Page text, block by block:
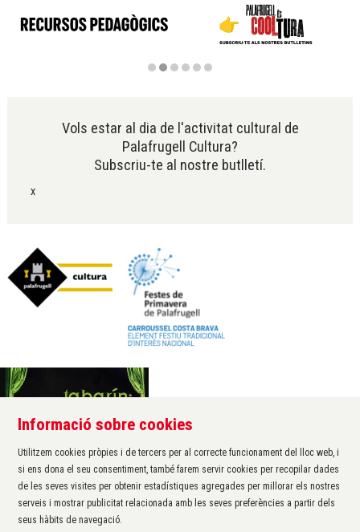
Vols estar al dia de l'activitat cultural de
Palafrugell Cultura?
Subscriu-te al nostre butlletí.
x
Àrea de cultura de l'Ajuntament de Palafrugell
Carrer Santa Margarida, 1
17200 Palafrugell
972 611 172 ·
cultura@palafrugell.cat
Informació sobre cookies
Utilitzem cookies pròpies i de tercers per al correcte funcionament del lloc web, i
si ens dona el seu consentiment, també farem servir cookies per recopilar dades
de les seves visites per obtenir estadístiques agregades per millorar els nostres
serveis i mostrar publicitat relacionada amb les seves preferències a partir dels
seus hàbits de navegació.